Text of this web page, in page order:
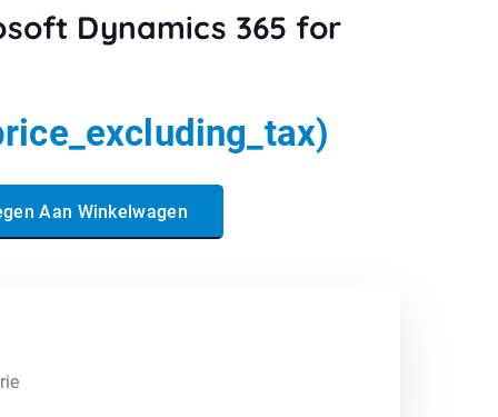
Dynamics 365 for
Aan Winkelwagen